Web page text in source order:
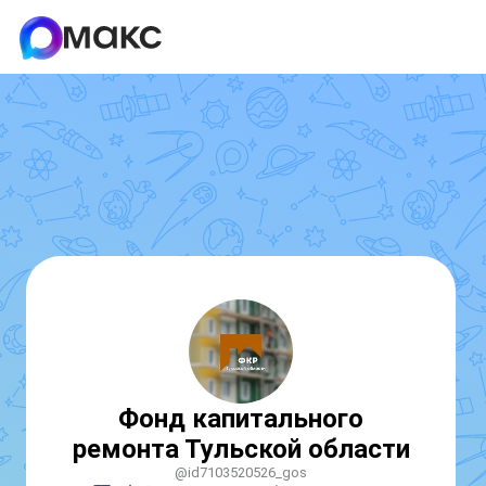
Фонд капитального
ремонта Тульской области
@id7103520526_gos